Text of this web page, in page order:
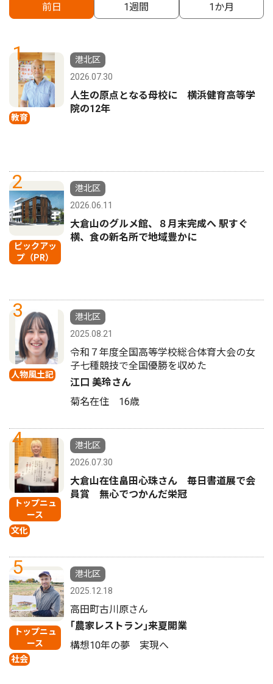
前日 1週間 1か月
1
教育
港北区
2026.07.30
人生の原点となる母校に 横浜健育高等学
院の12年
2
ピックアッ
プ（PR）
港北区
2026.06.11
大倉山のグルメ館、８月末完成へ 駅すぐ
横、食の新名所で地域豊かに
3
人物風土記
港北区
2025.08.21
令和７年度全国高等学校総合体育大会の女
子七種競技で全国優勝を収めた
江口 美玲さん
菊名在住 16歳
4
トップニュ
ース
文化
港北区
2026.07.30
大倉山在住畠田心珠さん 毎日書道展で会
員賞 無心でつかんだ栄冠
5
トップニュ
ース
社会
港北区
2025.12.18
高田町古川原さん
｢農家レストラン｣来夏開業
構想10年の夢 実現へ